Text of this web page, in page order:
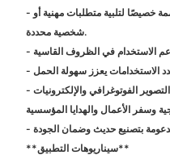
- خيارات تخصيص واسعة النطاق مصممة خصيصًا لتلبية متطلبات مهنية أو
شخصية محددة.
- التوافق عبر صناعات متعددة تشمل التصوير الفوتوغرافي والإلكترونيات
**سيناريوهات التطبيق**